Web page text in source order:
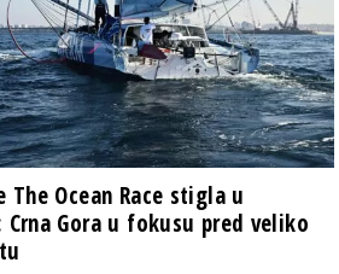
The Ocean Race stigla u
Gora u fokusu pred veliko